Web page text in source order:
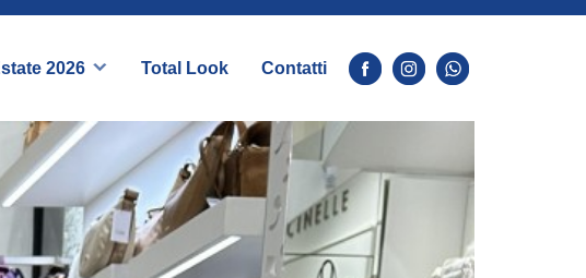
2026 Total Look Contatti